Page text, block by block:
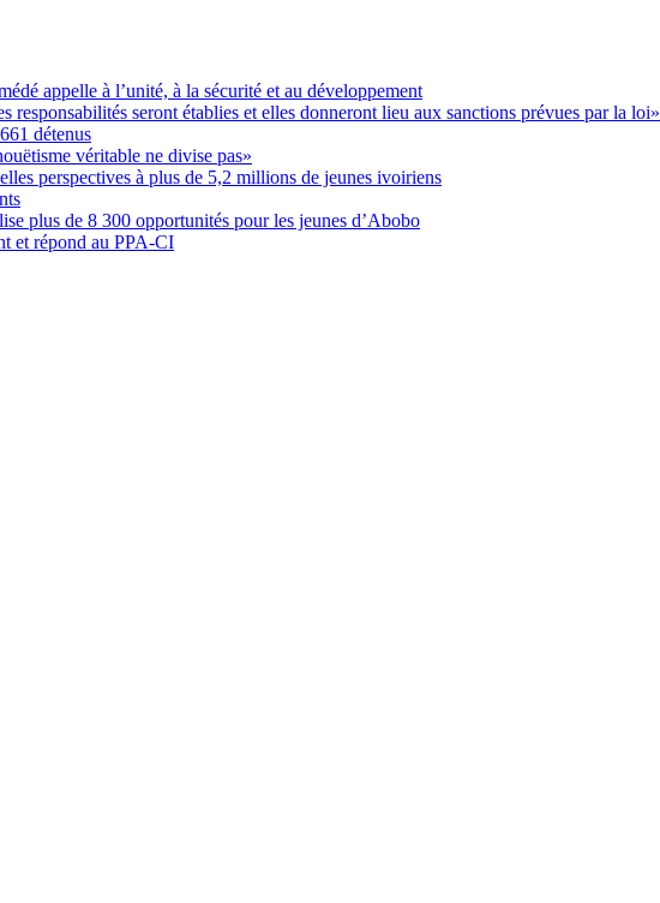
appelle à l’unité, à la sécurité et au développement
responsabilités seront établies et elles donneront lieu aux sanctions prévues par la loi»
détenus
véritable ne divise pas»
perspectives à plus de 5,2 millions de jeunes ivoiriens
plus de 8 300 opportunités pour les jeunes d’Abobo
et répond au PPA-CI